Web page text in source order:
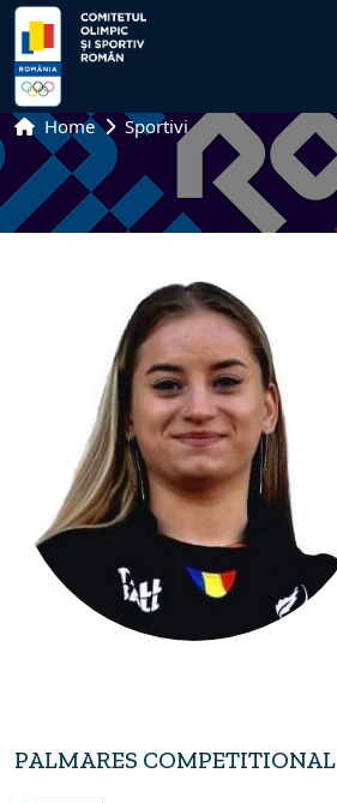
Home Sportivi
PALMARES COMPETITIONAL